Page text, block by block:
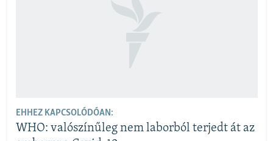
EHHEZ KAPCSOLÓDÓAN:
WHO: valószínűleg nem laborból terjedt át az